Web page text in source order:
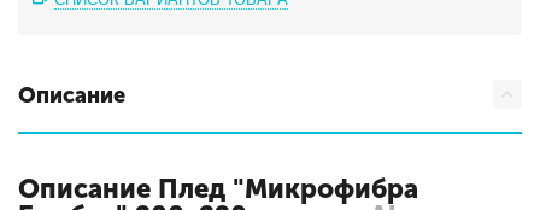
Описание
Описание Плед "Микрофибра